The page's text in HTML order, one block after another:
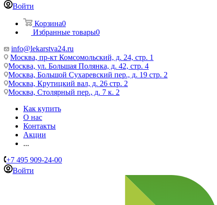
Войти
Корзина0
Избранные товары0
info@lekarstva24.ru
Москва, пр-кт Комсомольский, д. 24, стр. 1
Москва, ул. Большая Полянка, д. 42, стр. 4
Москва, Большой Сухаревский пер., д. 19 стр. 2
Москва, Крутицкий вал, д. 26 стр. 2
Москва, Столярный пер., д. 7 к. 2
Как купить
О нас
Контакты
Акции
...
+7 495 909-24-00
Войти